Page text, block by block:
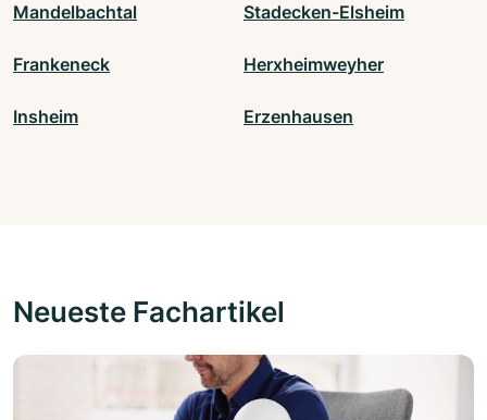
Mandelbachtal Stadecken-Elsheim
Frankeneck Herxheimweyher
Insheim Erzenhausen
Neueste Fachartikel